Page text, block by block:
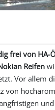
frei von HA-
Reifen
Vor allem
von